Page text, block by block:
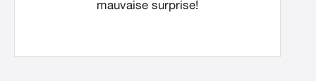
mauvaise surprise!